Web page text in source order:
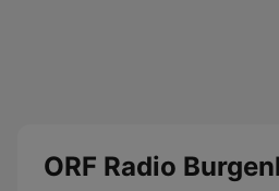
ORF Radio